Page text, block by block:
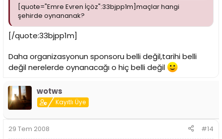
[quote="Emre Evren İçöz":33bjpp1m]maçlar hangi
şehirde oynananak?
[/quote:33bjpp1m]
Daha organizasyonun sponsoru belli değil,tarihi belli
değil nerelerde oynanacağı o hiç belli değil
wotws
Kayıtlı Üye
29 Tem 2008 #14